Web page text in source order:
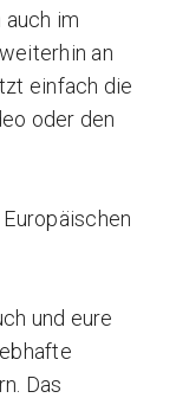
im
an
einfach die
oder den
und eure
Das